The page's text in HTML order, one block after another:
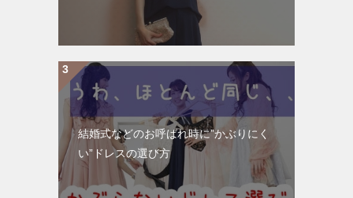
結婚式などのお呼ばれ時に”かぶりにく
い”ドレスの選び方